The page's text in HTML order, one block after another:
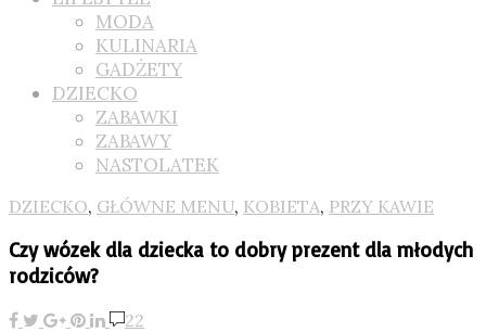
MODA
KULINARIA
GADŻETY
DZIECKO
ZABAWKI
ZABAWY
NASTOLATEK
DZIECKO, GŁÓWNE MENU, KOBIETA, PRZY KAWIE
Czy wózek dla dziecka to dobry prezent dla młodych
rodziców?
22